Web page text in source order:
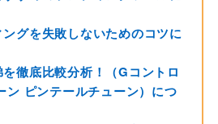
グを失敗しないためのコツに
徹底比較分析！（Gコントロ
ン ピンテールチューン）につ